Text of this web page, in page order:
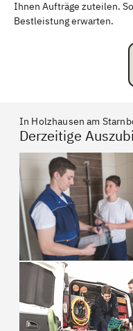
Ihnen Aufträge zuteilen.
Bestleistung erwarten.
In Holzhausen am
Derzeitige